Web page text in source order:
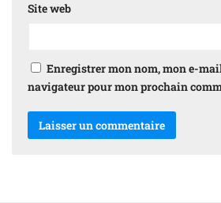
Site web
Enregistrer mon nom, mon e-
navigateur pour mon prochain